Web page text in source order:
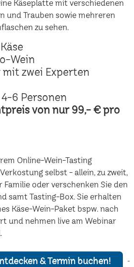
Wein
zwei Experten
6 Personen
von nur 99,- € pro
Online-Wein-Tasting
selbst - allein, zu zweit,
oder verschenken Sie den
samt Tasting-Box. Sie erhalten
Käse-Wein-Paket bspw. nach
und nehmen live am Webinar
& Termin buchen!